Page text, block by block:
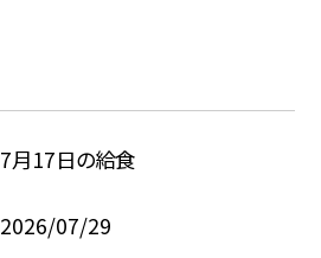
7月17日の給食
2026/07/29